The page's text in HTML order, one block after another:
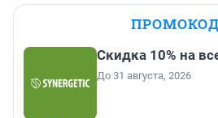
Скидка 10% на
До 31 августа, 2026